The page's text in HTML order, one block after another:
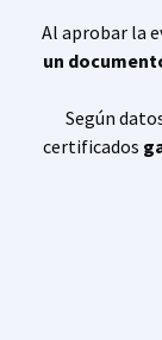
Al aprobar la
un
Según
certificados